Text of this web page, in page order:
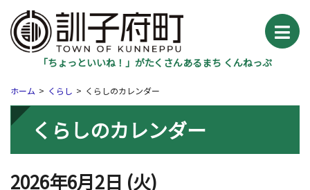
「ちょっといいね！」がたくさんあるまち くんねっぷ
ホーム くらし くらしのカレンダー
くらしのカレンダー
2026年6月2日 (火)